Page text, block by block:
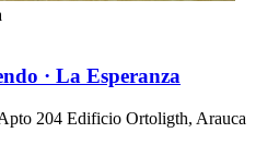
· La Esperanza
204 Edificio Ortoligth, Arauca